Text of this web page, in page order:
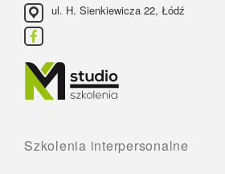
ul. H. Sienkiewicza 22, Łódź
Szkolenia interpersonalne